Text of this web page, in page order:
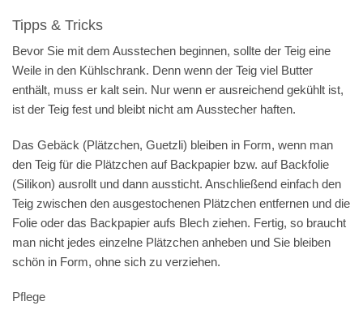
Tipps & Tricks
Bevor Sie mit dem Ausstechen beginnen, sollte der Teig eine
Weile in den Kühlschrank. Denn wenn der Teig viel Butter
enthält, muss er kalt sein. Nur wenn er ausreichend gekühlt ist,
ist der Teig fest und bleibt nicht am Ausstecher haften.
Das Gebäck (Plätzchen, Guetzli) bleiben in Form, wenn man
den Teig für die Plätzchen auf Backpapier bzw. auf Backfolie
(Silikon) ausrollt und dann aussticht. Anschließend einfach den
Teig zwischen den ausgestochenen Plätzchen entfernen und die
Folie oder das Backpapier aufs Blech ziehen. Fertig, so braucht
man nicht jedes einzelne Plätzchen anheben und Sie bleiben
schön in Form, ohne sich zu verziehen.
Pflege